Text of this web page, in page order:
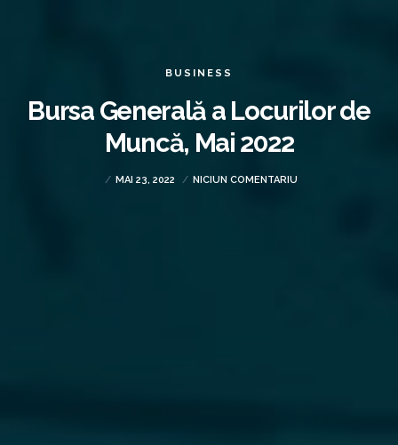
BUSINESS
Bursa Generală a Locurilor de
Muncă, Mai 2022
MAI 23, 2022 NICIUN COMENTARIU